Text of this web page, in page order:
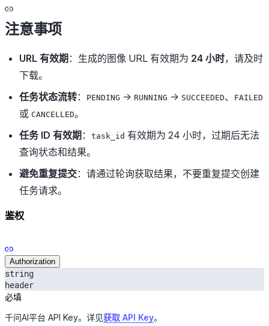
注意事项
URL 有效期：生成的图像 URL 有效期为 24 小时，请及时
下载。
任务状态流转： PENDING → RUNNING → SUCCEEDED、 FAILED
或 CANCELLED。
任务 ID 有效期： task_id 有效期为 24 小时，过期后无法
查询状态和结果。
避免重复提交：请通过轮询获取结果，不要重复提交创建
任务请求。
鉴权
Authorization
string
header
必填
千问AI平台 API Key。详见获取 API Key。